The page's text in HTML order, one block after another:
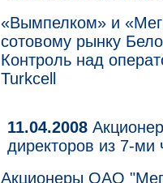
«Вымпелком» и
сотовому рынку
Контроль над
Turkcell
11.04.2008
директоров из 7-ми
Акционеры ОАО